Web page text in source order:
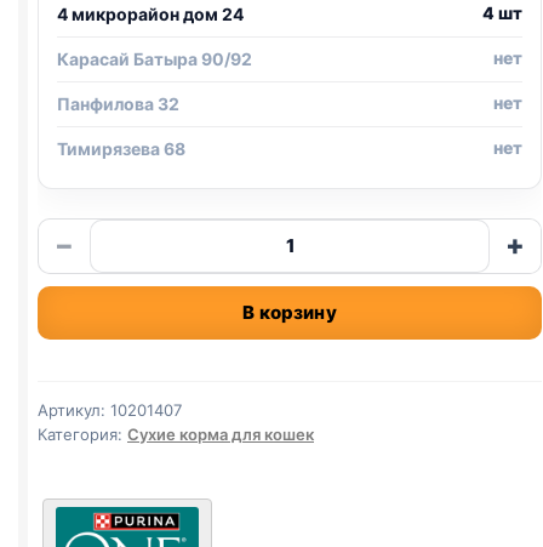
4 микрорайон дом 24 4 шт
Карасай Батыра 90/92 нет
Панфилова 32 нет
Тимирязева 68 нет
−
Количество
товара
Purina
сух.
ЛОСОСЬ)
200г
+
В корзину
Артикул: 10201407
Категория: Сухие корма для кошек